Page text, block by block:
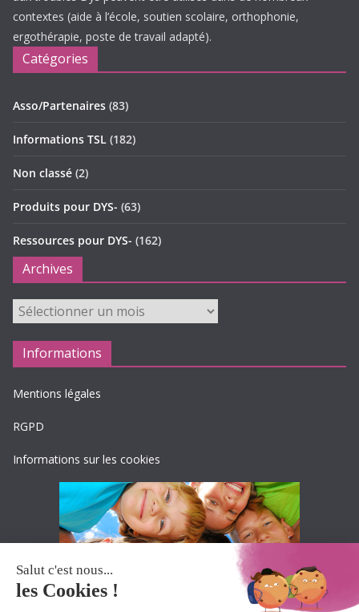
contextes (aide à l’école, soutien scolaire, orthophonie,
ergothérapie, poste de travail adapté).
Catégories
Asso/Partenaires (83)
Informations TSL (182)
Non classé (2)
Produits pour DYS- (63)
Ressources pour DYS- (162)
Archives
Archives
Informations
Mentions légales
RGPD
Informations sur les cookies